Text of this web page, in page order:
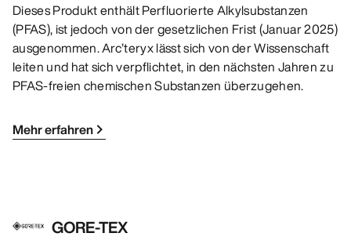
Dieses Produkt enthält Perfluorierte Alkylsubstanzen
(PFAS), ist jedoch von der gesetzlichen Frist (Januar 2025)
ausgenommen. Arc’teryx lässt sich von der Wissenschaft
leiten und hat sich verpflichtet, in den nächsten Jahren zu
PFAS-freien chemischen Substanzen überzugehen.
Mehr erfahren
GORE-TEX